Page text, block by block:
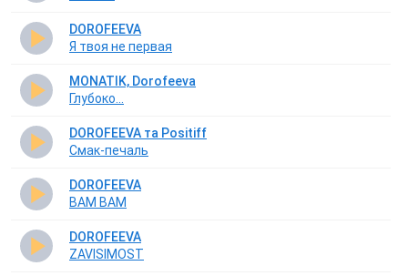
DOROFEEVA
Я твоя не первая
MONATIK, Dorofeeva
Глубоко...
DOROFEEVA та Positiff
Смак-печаль
DOROFEEVA
BAM BAM
DOROFEEVA
ZAVISIMOST